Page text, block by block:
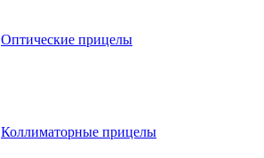
Оптические прицелы
Коллиматорные прицелы